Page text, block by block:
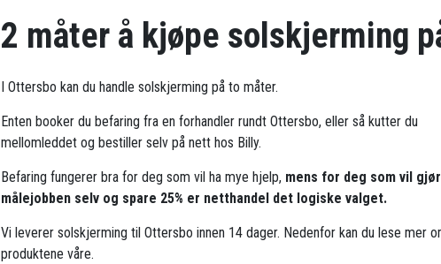
2 måter å kjøpe solskjerming
I Ottersbo kan du handle solskjerming på to måter.
Enten booker du befaring fra en forhandler rundt Ottersbo, eller så kutter du
mellomleddet og bestiller selv på nett hos Billy.
Befaring fungerer bra for deg som vil ha mye hjelp, mens for deg som vil
målejobben selv og spare 25% er netthandel det logiske valget.
Vi leverer solskjerming til Ottersbo innen 14 dager. Nedenfor kan du lese mer
produktene våre.